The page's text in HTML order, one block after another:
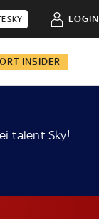
SKY LOGIN
INSIDER
talent Sky!